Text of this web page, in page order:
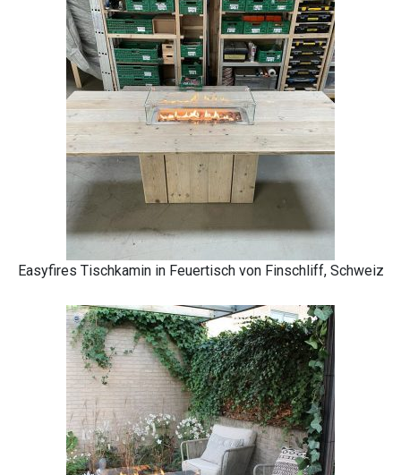
Easyfires Tischkamin in Feuertisch von Finschliff, Schweiz